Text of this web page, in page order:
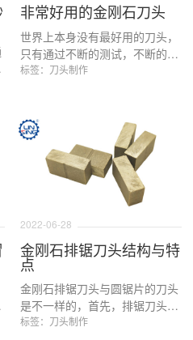
非常好用的金刚石刀头
世界上本身没有最好用的刀头，
只有通过不断的测试，不断的调
整，不断的改进，最终有一款刀
最好用的金刚石刀头的。
标签：刀头制作
2022-06-28
金刚石排锯刀头结构与特
点
金刚石排锯刀头与圆锯片的刀头
是不一样的，首先，排锯刀头是
使用在排锯（也称为框架锯）
标签：刀头制作